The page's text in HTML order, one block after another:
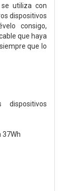
utiliza con
dispositivos
consigo,
que haya
que lo
dispositivos
37Wh